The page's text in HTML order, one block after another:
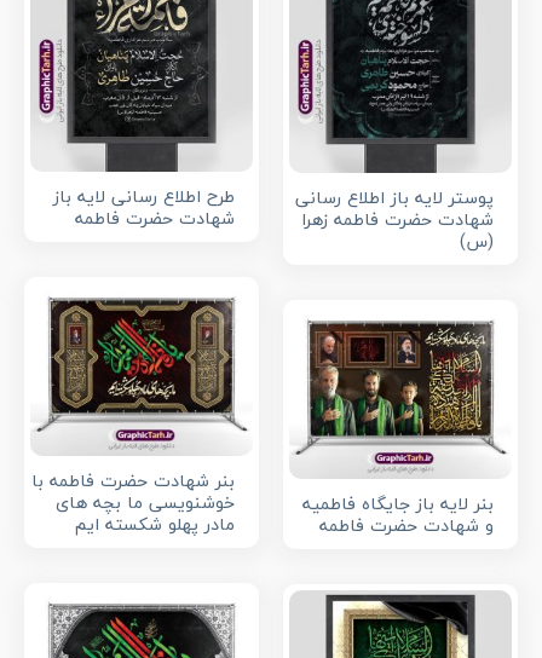
پوستر لایه باز اطلاع رسانی
شهادت حضرت فاطمه زهرا
(س)
طرح اطلاع رسانی لایه باز
شهادت حضرت فاطمه
بنر شهادت حضرت فاطمه با
خوشنویسی ما بچه های
مادر پهلو شکسته ایم
بنر لایه باز جایگاه فاطمیه
و شهادت حضرت فاطمه